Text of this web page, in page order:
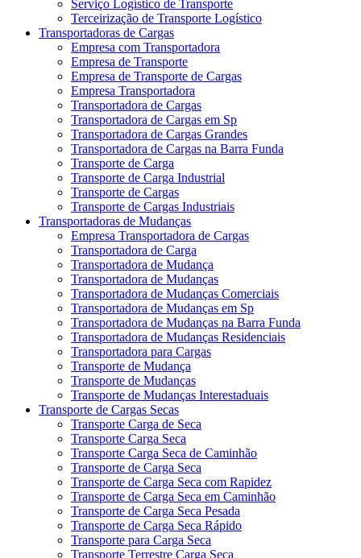
Serviço Logístico de Transporte
Terceirização de Transporte Logístico
Transportadoras de Cargas
Empresa com Transportadora
Empresa de Transporte
Empresa de Transporte de Cargas
Empresa Transportadora
Transportadora de Cargas
Transportadora de Cargas em Sp
Transportadora de Cargas Grandes
Transportadora de Cargas na Barra Funda
Transporte de Carga
Transporte de Carga Industrial
Transporte de Cargas
Transporte de Cargas Industriais
Transportadoras de Mudanças
Empresa Transportadora de Cargas
Transportadora de Carga
Transportadora de Mudança
Transportadora de Mudanças
Transportadora de Mudanças Comerciais
Transportadora de Mudanças em Sp
Transportadora de Mudanças na Barra Funda
Transportadora de Mudanças Residenciais
Transportadora para Cargas
Transporte de Mudança
Transporte de Mudanças
Transporte de Mudanças Interestaduais
Transporte de Cargas Secas
Transporte Carga de Seca
Transporte Carga Seca
Transporte Carga Seca de Caminhão
Transporte de Carga Seca
Transporte de Carga Seca com Rapidez
Transporte de Carga Seca em Caminhão
Transporte de Carga Seca Pesada
Transporte de Carga Seca Rápido
Transporte para Carga Seca
Transporte Terrestre Carga Seca